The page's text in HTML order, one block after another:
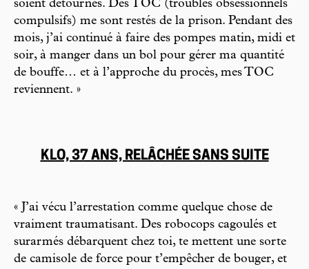
soient détournés. Des TOC (troubles obsessionnels
compulsifs) me sont restés de la prison. Pendant des
mois, j’ai continué à faire des pompes matin, midi et
soir, à manger dans un bol pour gérer ma quantité
de bouffe… et à l’approche du procès, mes TOC
reviennent. »
KLO, 37 ANS, RELÂCHÉE SANS SUITE
« J’ai vécu l’arrestation comme quelque chose de
vraiment traumatisant. Des robocops cagoulés et
surarmés débarquent chez toi, te mettent une sorte
de camisole de force pour t’empêcher de bouger, et